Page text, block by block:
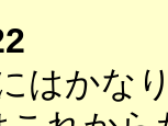
はかな